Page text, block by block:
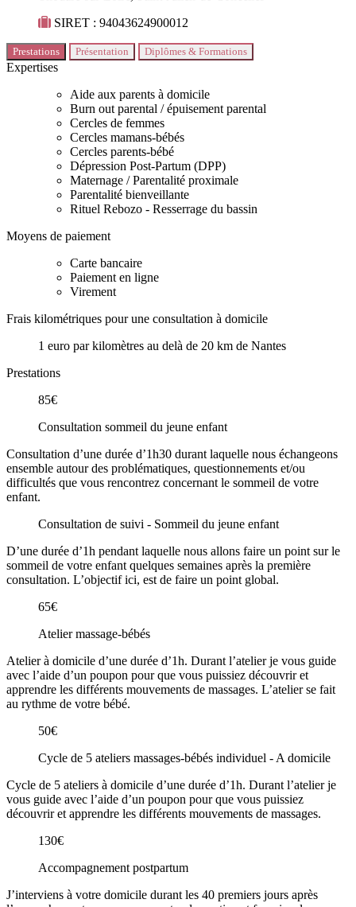
SIRET : 94043624900012
Prestations Présentation Diplômes & Formations
Expertises
Aide aux parents à domicile
Burn out parental / épuisement parental
Cercles de femmes
Cercles mamans-bébés
Cercles parents-bébé
Dépression Post-Partum (DPP)
Maternage / Parentalité proximale
Parentalité bienveillante
Rituel Rebozo - Resserrage du bassin
Moyens de paiement
Carte bancaire
Paiement en ligne
Virement
Frais kilométriques pour une consultation à domicile
1 euro par kilomètres au delà de 20 km de Nantes
Prestations
85€
Consultation sommeil du jeune enfant
Consultation d’une durée d’1h30 durant laquelle nous échangeons
ensemble autour des problématiques, questionnements et/ou
difficultés que vous rencontrez concernant le sommeil de votre
enfant.
Consultation de suivi - Sommeil du jeune enfant
D’une durée d’1h pendant laquelle nous allons faire un point sur le
sommeil de votre enfant quelques semaines après la première
consultation. L’objectif ici, est de faire un point global.
65€
Atelier massage-bébés
Atelier à domicile d’une durée d’1h. Durant l’atelier je vous guide
avec l’aide d’un poupon pour que vous puissiez découvrir et
apprendre les différents mouvements de massages. L’atelier se fait
au rythme de votre bébé.
50€
Cycle de 5 ateliers massages-bébés individuel - A domicile
Cycle de 5 ateliers à domicile d’une durée d’1h. Durant l’atelier je
vous guide avec l’aide d’un poupon pour que vous puissiez
découvrir et apprendre les différents mouvements de massages.
130€
Accompagnement postpartum
J’interviens à votre domicile durant les 40 premiers jours après